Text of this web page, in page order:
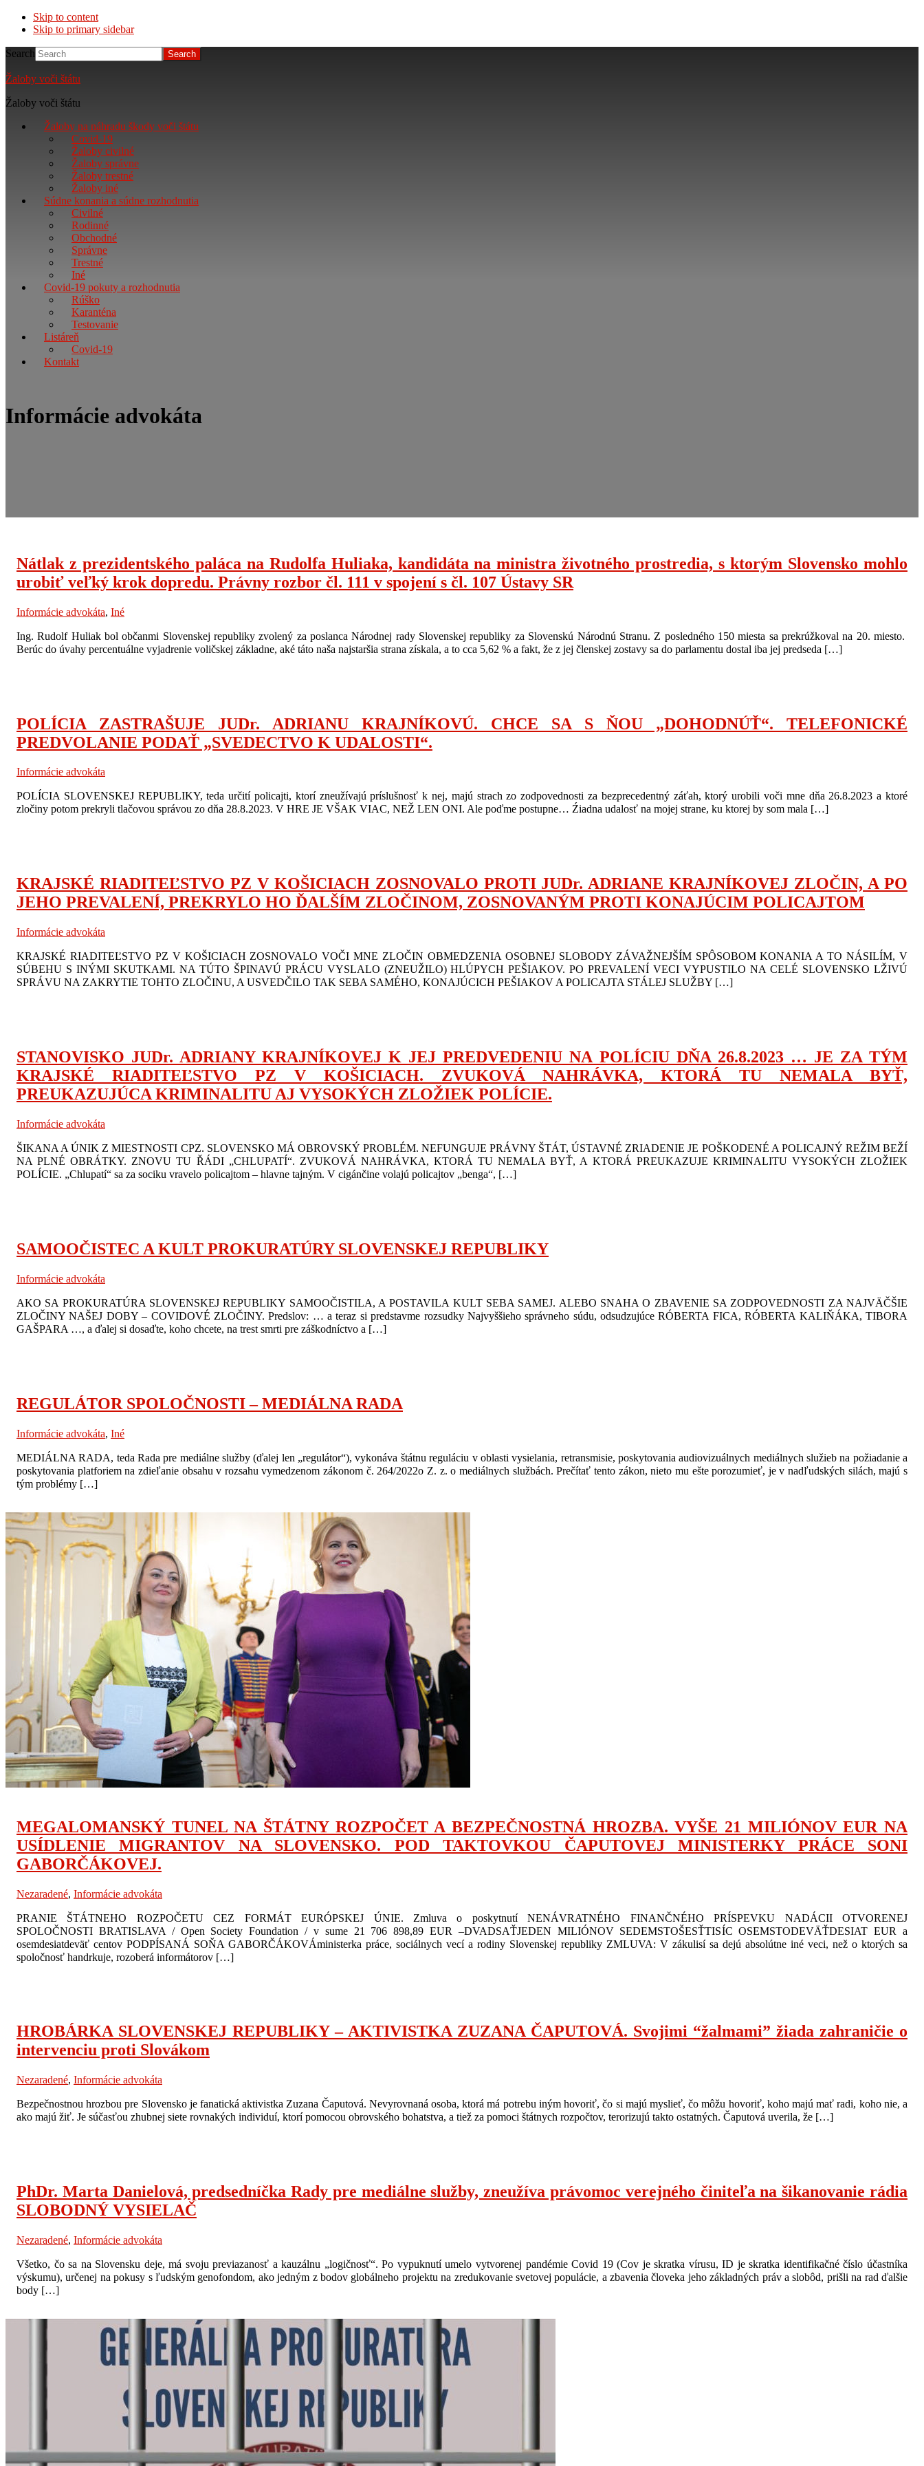
Skip to content
Skip to primary sidebar
Search
Žaloby voči štátu
Žaloby voči štátu
Žaloby na náhradu škody voči štátu
Covid-19
Žaloby civilné
Žaloby správne
Žaloby trestné
Žaloby iné
Súdne konania a súdne rozhodnutia
Civilné
Rodinné
Obchodné
Správne
Trestné
Iné
Covid-19 pokuty a rozhodnutia
Rúško
Karanténa
Testovanie
Listáreň
Covid-19
Kontakt
Informácie advokáta
Nátlak z prezidentského paláca na Rudolfa Huliaka, kandidáta na ministra životného prostredia, s ktorým Slovensko mohlo
urobiť veľký krok dopredu. Právny rozbor čl. 111 v spojení s čl. 107 Ústavy SR
Informácie advokáta, Iné
Ing. Rudolf Huliak bol občanmi Slovenskej republiky zvolený za poslanca Národnej rady Slovenskej republiky za Slovenskú Národnú Stranu. Z posledného 150 miesta sa prekrúžkoval na 20. miesto.
Berúc do úvahy percentuálne vyjadrenie voličskej základne, aké táto naša najstaršia strana získala, a to cca 5,62 % a fakt, že z jej členskej zostavy sa do parlamentu dostal iba jej predseda […]
POLÍCIA ZASTRAŠUJE JUDr. ADRIANU KRAJNÍKOVÚ. CHCE SA S ŇOU „DOHODNÚŤ“. TELEFONICKÉ
PREDVOLANIE PODAŤ „SVEDECTVO K UDALOSTI“.
Informácie advokáta
POLÍCIA SLOVENSKEJ REPUBLIKY, teda určití policajti, ktorí zneužívajú príslušnosť k nej, majú strach zo zodpovednosti za bezprecedentný záťah, ktorý urobili voči mne dňa 26.8.2023 a ktoré
zločiny potom prekryli tlačovou správou zo dňa 28.8.2023. V HRE JE VŠAK VIAC, NEŽ LEN ONI. Ale poďme postupne… Źiadna udalosť na mojej strane, ku ktorej by som mala […]
KRAJSKÉ RIADITEĽSTVO PZ V KOŠICIACH ZOSNOVALO PROTI JUDr. ADRIANE KRAJNÍKOVEJ ZLOČIN, A PO
JEHO PREVALENÍ, PREKRYLO HO ĎALŠÍM ZLOČINOM, ZOSNOVANÝM PROTI KONAJÚCIM POLICAJTOM
Informácie advokáta
KRAJSKÉ RIADITEĽSTVO PZ V KOŠICIACH ZOSNOVALO VOČI MNE ZLOČIN OBMEDZENIA OSOBNEJ SLOBODY ZÁVAŽNEJŠÍM SPÔSOBOM KONANIA A TO NÁSILÍM, V
SÚBEHU S INÝMI SKUTKAMI. NA TÚTO ŠPINAVÚ PRÁCU VYSLALO (ZNEUŽILO) HLÚPYCH PEŠIAKOV. PO PREVALENÍ VECI VYPUSTILO NA CELÉ SLOVENSKO LŽIVÚ
SPRÁVU NA ZAKRYTIE TOHTO ZLOČINU, A USVEDČILO TAK SEBA SAMÉHO, KONAJÚCICH PEŠIAKOV A POLICAJTA STÁLEJ SLUŽBY […]
STANOVISKO JUDr. ADRIANY KRAJNÍKOVEJ K JEJ PREDVEDENIU NA POLÍCIU DŇA 26.8.2023 … JE ZA TÝM
KRAJSKÉ RIADITEĽSTVO PZ V KOŠICIACH. ZVUKOVÁ NAHRÁVKA, KTORÁ TU NEMALA BYŤ,
PREUKAZUJÚCA KRIMINALITU AJ VYSOKÝCH ZLOŽIEK POLÍCIE.
Informácie advokáta
ŠIKANA A ÚNIK Z MIESTNOSTI CPZ. SLOVENSKO MÁ OBROVSKÝ PROBLÉM. NEFUNGUJE PRÁVNY ŠTÁT, ÚSTAVNÉ ZRIADENIE JE POŠKODENÉ A POLICAJNÝ REŽIM BEŽÍ
NA PLNÉ OBRÁTKY. ZNOVU TU ŘÁDI „CHLUPATÍ“. ZVUKOVÁ NAHRÁVKA, KTORÁ TU NEMALA BYŤ, A KTORÁ PREUKAZUJE KRIMINALITU VYSOKÝCH ZLOŽIEK
POLÍCIE. „Chlupatí“ sa za sociku vravelo policajtom – hlavne tajným. V cigánčine volajú policajtov „benga“, […]
SAMOOČISTEC A KULT PROKURATÚRY SLOVENSKEJ REPUBLIKY
Informácie advokáta
AKO SA PROKURATÚRA SLOVENSKEJ REPUBLIKY SAMOOČISTILA, A POSTAVILA KULT SEBA SAMEJ. ALEBO SNAHA O ZBAVENIE SA ZODPOVEDNOSTI ZA NAJVÄČŠIE
ZLOČINY NAŠEJ DOBY – COVIDOVÉ ZLOČINY. Predslov: … a teraz si predstavme rozsudky Najvyššieho správneho súdu, odsudzujúce RÓBERTA FICA, RÓBERTA KALIŇÁKA, TIBORA
GAŠPARA …, a ďalej si dosaďte, koho chcete, na trest smrti pre záškodníctvo a […]
REGULÁTOR SPOLOČNOSTI – MEDIÁLNA RADA
Informácie advokáta, Iné
MEDIÁLNA RADA, teda Rada pre mediálne služby (ďalej len „regulátor“), vykonáva štátnu reguláciu v oblasti vysielania, retransmisie, poskytovania audiovizuálnych mediálnych služieb na požiadanie a
poskytovania platforiem na zdieľanie obsahu v rozsahu vymedzenom zákonom č. 264/2022o Z. z. o mediálnych službách. Prečítať tento zákon, nieto mu ešte porozumieť, je v nadľudských silách, majú s
tým problémy […]
MEGALOMANSKÝ TUNEL NA ŠTÁTNY ROZPOČET A BEZPEČNOSTNÁ HROZBA. VYŠE 21 MILIÓNOV EUR NA
USÍDLENIE MIGRANTOV NA SLOVENSKO. POD TAKTOVKOU ČAPUTOVEJ MINISTERKY PRÁCE SONI
GABORČÁKOVEJ.
Nezaradené, Informácie advokáta
PRANIE ŠTÁTNEHO ROZPOČETU CEZ FORMÁT EURÓPSKEJ ÚNIE. Zmluva o poskytnutí NENÁVRATNÉHO FINANČNÉHO PRÍSPEVKU NADÁCII OTVORENEJ
SPOLOČNOSTI BRATISLAVA / Open Society Foundation / v sume 21 706 898,89 EUR –DVADSAŤJEDEN MILIÓNOV SEDEMSTOŠESŤTISÍC OSEMSTODEVÄŤDESIAT EUR a
osemdesiatdeväť centov PODPÍSANÁ SOŇA GABORČÁKOVÁministerka práce, sociálnych vecí a rodiny Slovenskej republiky ZMLUVA: V zákulisí sa dejú absolútne iné veci, než o ktorých sa
spoločnosť handrkuje, rozoberá informátorov […]
HROBÁRKA SLOVENSKEJ REPUBLIKY – AKTIVISTKA ZUZANA ČAPUTOVÁ. Svojimi “žalmami” žiada zahraničie o
intervenciu proti Slovákom
Nezaradené, Informácie advokáta
Bezpečnostnou hrozbou pre Slovensko je fanatická aktivistka Zuzana Čaputová. Nevyrovnaná osoba, ktorá má potrebu iným hovoriť, čo si majú myslieť, čo môžu hovoriť, koho majú mať radi, koho nie, a
ako majú žiť. Je súčasťou zhubnej siete rovnakých individuí, ktorí pomocou obrovského bohatstva, a tiež za pomoci štátnych rozpočtov, terorizujú takto ostatných. Čaputová uverila, že […]
PhDr. Marta Danielová, predsedníčka Rady pre mediálne služby, zneužíva právomoc verejného činiteľa na šikanovanie rádia
SLOBODNÝ VYSIELAČ
Nezaradené, Informácie advokáta
Všetko, čo sa na Slovensku deje, má svoju previazanosť a kauzálnu „logičnosť“. Po vypuknutí umelo vytvorenej pandémie Covid 19 (Cov je skratka vírusu, ID je skratka identifikačné číslo účastníka
výskumu), určenej na pokusy s ľudským genofondom, ako jedným z bodov globálneho projektu na zredukovanie svetovej populácie, a zbavenia človeka jeho základných práv a slobôd, prišli na rad ďalšie
body […]